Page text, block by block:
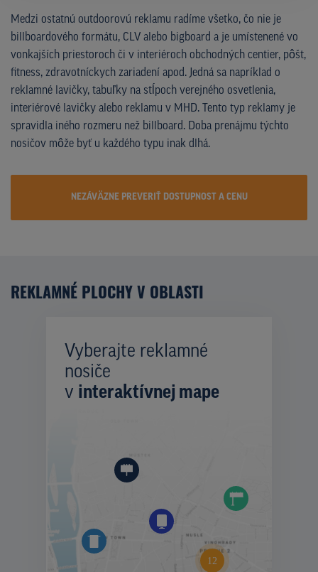
Medzi ostatnú outdoorovú reklamu radíme všetko, čo nie je
billboardového formátu, CLV alebo bigboard a je umístenené vo
vonkajších priestoroch či v interiéroch obchodných centier, pôšt,
fitness, zdravotníckych zariadení apod. Jedná sa napríklad o
reklamné lavičky, tabuľky na stĺpoch verejného osvetlenia,
interiérové lavičky alebo reklamu v MHD. Tento typ reklamy je
spravidla iného rozmeru než billboard. Doba prenájmu týchto
nosičov môže byť u každého typu inak dlhá.
NEZÁVÄZNE PREVERIŤ DOSTUPNOST A CENU
REKLAMNÉ PLOCHY V OBLASTI
Vyberajte reklamné
nosiče
v interaktívnej mape